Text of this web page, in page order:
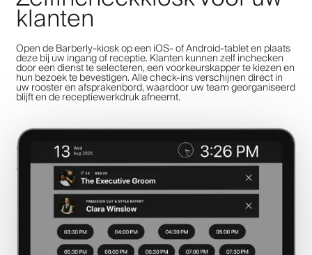
klanten
Open de Barberly-kiosk op een iOS- of Android-tablet en plaats
deze bij uw ingang of receptie. Klanten kunnen zelf inchecken
door een dienst te selecteren, een voorkeurskapper te kiezen en
hun bezoek te bevestigen. Alle check-ins verschijnen direct in
uw rooster en afsprakenbord, waardoor uw team georganiseerd
blijft en de receptiewerkdruk afneemt.